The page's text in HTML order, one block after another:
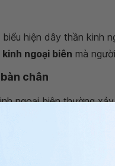
biểu hiện dây thần kinh
ngoại biên mà
chân
ngoại biên thường
ngứa như kiến
thể lân lên mắt cá
cơ bàn tay của người